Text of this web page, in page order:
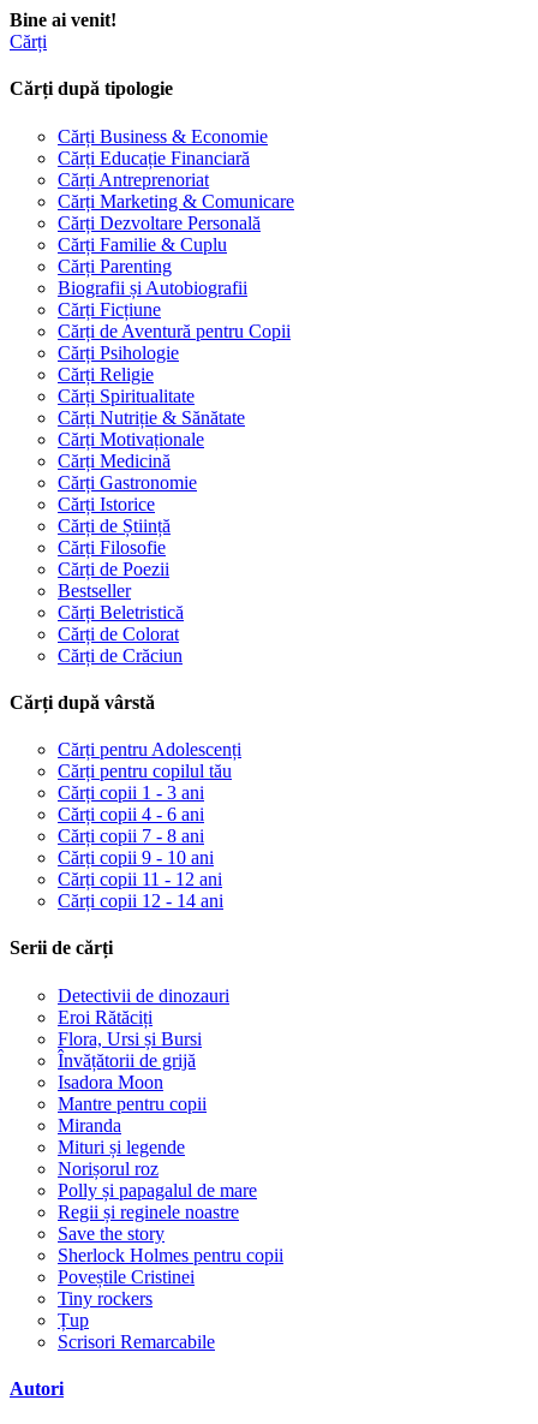
Bine ai venit!
Cărți
Cărți după tipologie
Cărți Business & Economie
Cărți Educație Financiară
Cărți Antreprenoriat
Cărți Marketing & Comunicare
Cărți Dezvoltare Personală
Cărți Familie & Cuplu
Cărți Parenting
Biografii și Autobiografii
Cărți Ficțiune
Cărți de Aventură pentru Copii
Cărți Psihologie
Cărți Religie
Cărți Spiritualitate
Cărți Nutriție & Sănătate
Cărți Motivaționale
Cărți Medicină
Cărți Gastronomie
Cărți Istorice
Cărți de Știință
Cărți Filosofie
Cărți de Poezii
Bestseller
Cărți Beletristică
Cărți de Colorat
Cărți de Crăciun
Cărți după vârstă
Cărți pentru Adolescenți
Cărți pentru copilul tău
Cărți copii 1 - 3 ani
Cărți copii 4 - 6 ani
Cărți copii 7 - 8 ani
Cărți copii 9 - 10 ani
Cărți copii 11 - 12 ani
Cărți copii 12 - 14 ani
Serii de cărți
Detectivii de dinozauri
Eroi Rătăciți
Flora, Ursi și Bursi
Învățătorii de grijă
Isadora Moon
Mantre pentru copii
Miranda
Mituri și legende
Norișorul roz
Polly și papagalul de mare
Regii și reginele noastre
Save the story
Sherlock Holmes pentru copii
Poveștile Cristinei
Tiny rockers
Țup
Scrisori Remarcabile
Autori